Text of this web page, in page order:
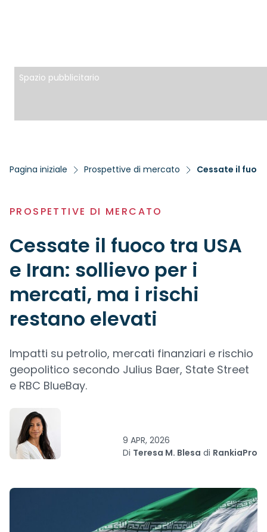
Spazio pubblicitario
Pagina iniziale Prospettive di mercato Cessate il
PROSPETTIVE DI MERCATO
Cessate il fuoco tra USA
e Iran: sollievo per i
mercati, ma i rischi
restano elevati
Impatti su petrolio, mercati finanziari e rischio
geopolitico secondo Julius Baer, State Street
e RBC BlueBay.
9 APR, 2026
Di Teresa M. Blesa di RankiaPro